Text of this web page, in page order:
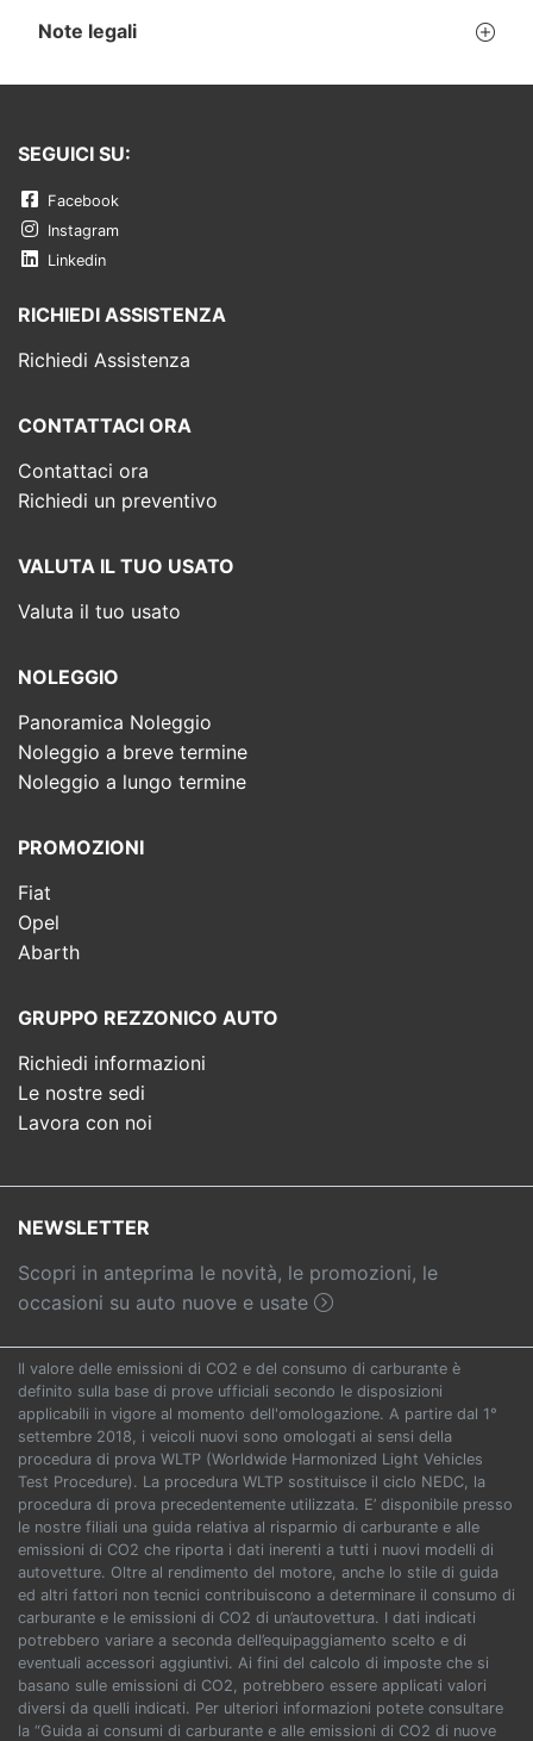
Note legali
SEGUICI SU:
Facebook
Instagram
Linkedin
RICHIEDI ASSISTENZA
Richiedi Assistenza
CONTATTACI ORA
Contattaci ora
Richiedi un preventivo
VALUTA IL TUO USATO
Valuta il tuo usato
NOLEGGIO
Panoramica Noleggio
Noleggio a breve termine
Noleggio a lungo termine
PROMOZIONI
Fiat
Opel
Abarth
GRUPPO REZZONICO AUTO
Richiedi informazioni
Le nostre sedi
Lavora con noi
NEWSLETTER
Scopri in anteprima le novità, le promozioni, le
occasioni su auto nuove e usate
Il valore delle emissioni di CO2 e del consumo di carburante è
definito sulla base di prove ufficiali secondo le disposizioni
applicabili in vigore al momento dell'omologazione. A partire dal 1°
settembre 2018, i veicoli nuovi sono omologati ai sensi della
procedura di prova WLTP (Worldwide Harmonized Light Vehicles
Test Procedure). La procedura WLTP sostituisce il ciclo NEDC, la
procedura di prova precedentemente utilizzata. E’ disponibile presso
le nostre filiali una guida relativa al risparmio di carburante e alle
emissioni di CO2 che riporta i dati inerenti a tutti i nuovi modelli di
autovetture. Oltre al rendimento del motore, anche lo stile di guida
ed altri fattori non tecnici contribuiscono a determinare il consumo di
carburante e le emissioni di CO2 di un’autovettura. I dati indicati
potrebbero variare a seconda dell’equipaggiamento scelto e di
eventuali accessori aggiuntivi. Ai fini del calcolo di imposte che si
basano sulle emissioni di CO2, potrebbero essere applicati valori
diversi da quelli indicati. Per ulteriori informazioni potete consultare
la “Guida ai consumi di carburante e alle emissioni di CO2 di nuove